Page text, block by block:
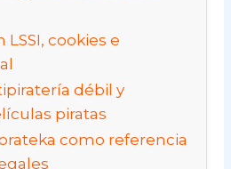
cookies e
débil y
piratas
como referencia